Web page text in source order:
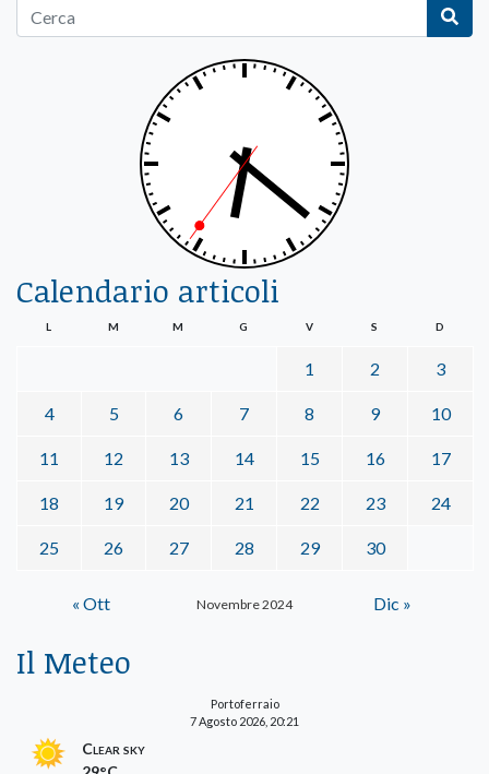
Calendario articoli
Novembre 2024
L M M G V S D
1 2 3
4 5 6 7 8 9 10
11 12 13 14 15 16 17
18 19 20 21 22 23 24
25 26 27 28 29 30
« Ott Dic »
Il Meteo
Portoferraio
7 Agosto 2026, 20:21
Clear sky